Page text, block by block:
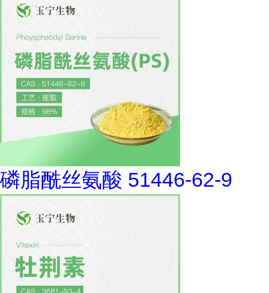
磷脂酰丝氨酸 51446-62-9